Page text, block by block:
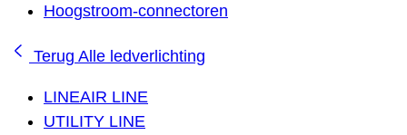
Hoogstroom-connectoren
Terug Alle ledverlichting
LINEAIR LINE
UTILITY LINE